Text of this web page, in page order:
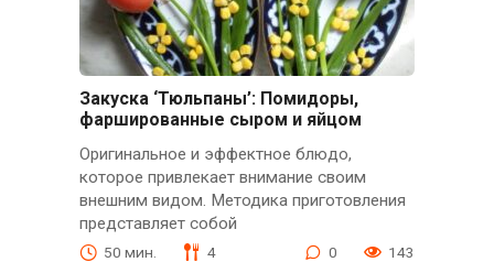
Закуска ‘Тюльпаны’: Помидоры,
фаршированные сыром и яйцом
Оригинальное и эффектное блюдо,
которое привлекает внимание своим
внешним видом. Методика приготовления
представляет собой
50 мин. 4 0 143